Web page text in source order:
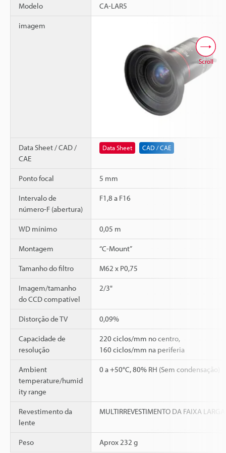
Modelo CA-LAR5
imagem
Data Sheet / CAD /
CAE
Data Sheet CAD / CAE
Ponto focal 5 mm
Intervalo de
número-F (abertura)
F1,8 a F16
WD mínimo 0,05 m
Montagem “C-Mount”
Tamanho do filtro M62 x P0,75
Imagem/tamanho
do CCD compatível
2/3"
Distorção de TV 0,09%
Capacidade de
resolução
220 ciclos/mm no centro,
160 ciclos/mm na periferia
Ambient
temperature/humid
ity range
0 a +50°C, 80% RH (Sem condensação)
Revestimento da
lente
MULTIRREVESTIMENTO DA FAIXA LARGA
Peso Aprox 232 g
Scroll